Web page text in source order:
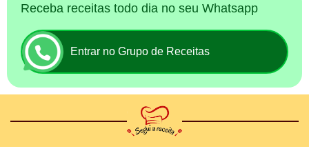
Receba receitas todo dia no seu Whatsapp
Entrar no Grupo de Receitas